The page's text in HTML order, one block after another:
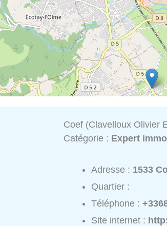
Coef (Clavelloux Olivier
Catégorie : Expert
Adresse : 1533
Quartier :
Téléphone :
Site internet :